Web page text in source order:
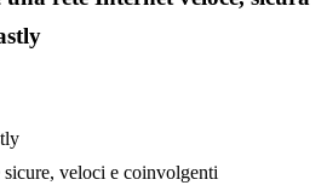
veloci e coinvolgenti